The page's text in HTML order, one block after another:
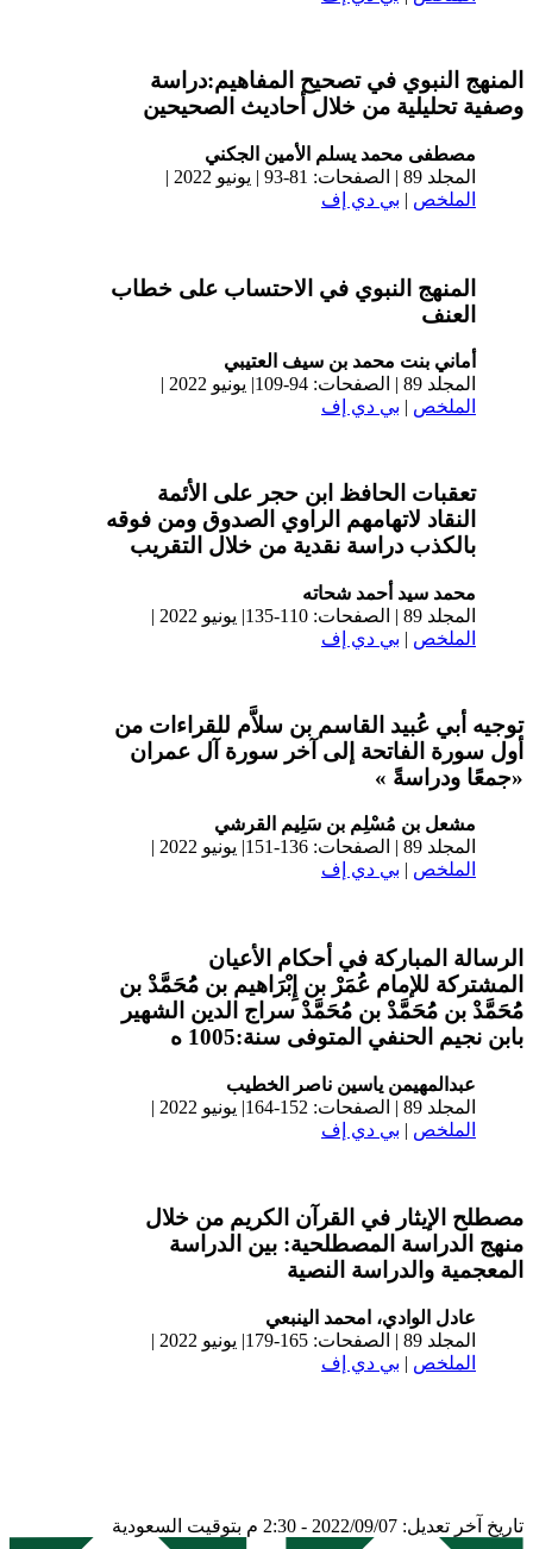
المنهج النبوي في تصحيح المفاهيم:دراسة
وصفية تحليلية من خلال أحاديث الصحيحين
مصطفى محمد يسلم الأمين الجكني
المجلد 89 | الصفحات: 81-93 | يونيو 2022 |
الملخص | بي دي إف
المنهج النبوي في الاحتساب على خطاب
العنف
أماني بنت محمد بن سيف العتيبي
المجلد 89 | الصفحات: 94-109| يونيو 2022 |
الملخص | بي دي إف
تعقبات الحافظ ابن حجر على الأئمة
النقاد لاتهامهم الراوي الصدوق ومن فوقه
بالكذب دراسة نقدية من خلال التقريب
محمد سيد أحمد شحاته
المجلد 89 | الصفحات: 110-135| يونيو 2022 |
الملخص | بي دي إف
توجيه أبي عُبيد القاسم بن سلاَّم للقراءات من
أول سورة الفاتحة إلى آخر سورة آل عمران
«جمعًا ودراسةً »
مشعل بن مُسْلِم بن سَلِيم القرشي
المجلد 89 | الصفحات: 136-151| يونيو 2022 |
الملخص | بي دي إف
الرسالة المباركة في أحكام الأعيان
المشتركة للإمام عُمَرْ بن إِبْرَاهيم بن مُُحَمَّدْ بن
مُُحَمَّدْ بن مُُحَمَّدْ بن مُُحَمَّدْ سراج الدين الشهير
بابن نجيم الحنفي المتوفى سنة:1005 ه
عبدالمهيمن ياسين ناصر الخطيب
المجلد 89 | الصفحات: 152-164| يونيو 2022 |
الملخص | بي دي إف
مصطلح الإيثار في القرآن الكريم من خلال
منهج الدراسة المصطلحية: بين الدراسة
المعجمية والدراسة النصية
عادل الوادي، امحمد الينبعي
المجلد 89 | الصفحات: 165-179| يونيو 2022 |
الملخص | بي دي إف
تاريخ آخر تعديل: 2022/09/07 - 2:30 م بتوقيت السعودية